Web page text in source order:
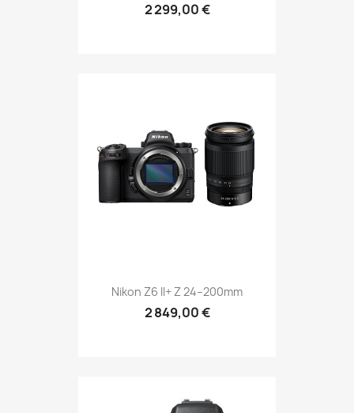
2 299,00 €
Nikon Z6 II+ Z 24–200mm
2 849,00 €